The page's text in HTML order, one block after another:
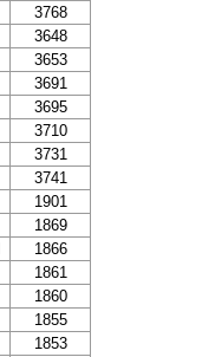
3768
3648
3653
3691
3695
3710
3731
3741
1901
1869
1866
1861
1860
1855
1853